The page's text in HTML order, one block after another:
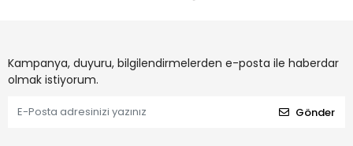
Kampanya, duyuru, bilgilendirmelerden e-posta ile haberdar
olmak istiyorum.
Gönder